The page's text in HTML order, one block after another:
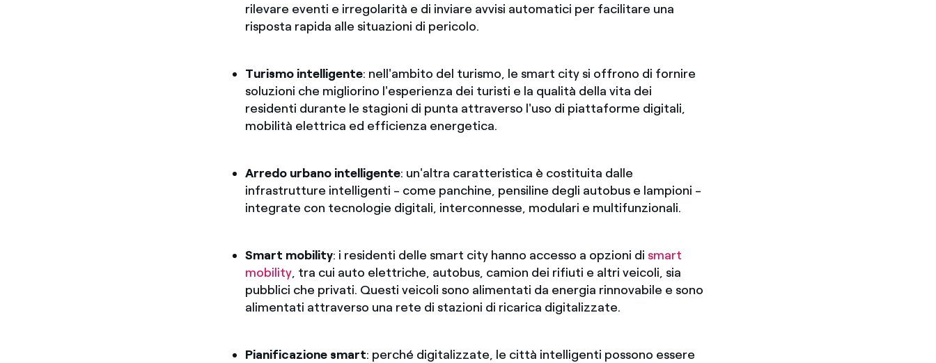
rilevare eventi e irregolarità e di inviare avvisi automatici per facilitare una
risposta rapida alle situazioni di pericolo.
Turismo intelligente: nell'ambito del turismo, le smart city si offrono di fornire
soluzioni che migliorino l'esperienza dei turisti e la qualità della vita dei
residenti durante le stagioni di punta attraverso l'uso di piattaforme digitali,
mobilità elettrica ed efficienza energetica.
Arredo urbano intelligente: un'altra caratteristica è costituita dalle
infrastrutture intelligenti - come panchine, pensiline degli autobus e lampioni -
integrate con tecnologie digitali, interconnesse, modulari e multifunzionali.
Smart mobility: i residenti delle smart city hanno accesso a opzioni dismart
mobility, tra cui auto elettriche, autobus, camion dei rifiuti e altri veicoli, sia
pubblici che privati. Questi veicoli sono alimentati da energia rinnovabile e sono
alimentati attraverso una rete di stazioni di ricarica digitalizzate.
Pianificazione smart: perché digitalizzate, le città intelligenti possono essere